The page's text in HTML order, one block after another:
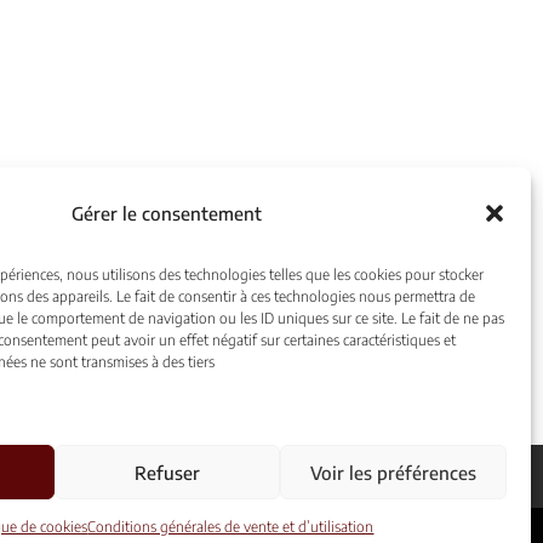
Gérer le consentement
nous utilisons des technologies telles que les cookies pour stocker
des appareils. Le fait de consentir à ces technologies nous permettra de
le comportement de navigation ou les ID uniques sur ce site. Le fait de ne pas
peut avoir un effet négatif sur certaines caractéristiques et
ne sont transmises à des tiers
Refuser Voir les préférences
de cookiesConditions générales de vente et d’utilisation